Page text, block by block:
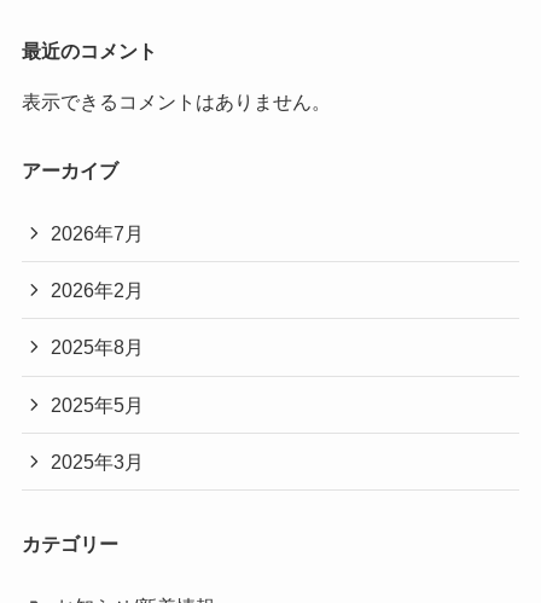
最近のコメント
表示できるコメントはありません。
アーカイブ
2026年7月
2026年2月
2025年8月
2025年5月
2025年3月
カテゴリー